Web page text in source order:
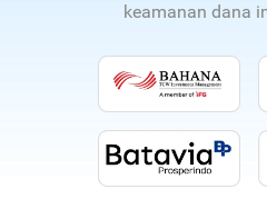
keamanan dana